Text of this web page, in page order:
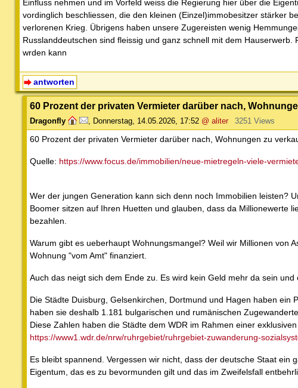
Einfluss nehmen und im Vorfeld weiss die Regierung hier über die
vordinglich beschliessen, die den kleinen (Einzel)immobesitzer stärker
verlorenen Krieg. Übrigens haben unsere Zugereisten wenig
Russlanddeutschen sind fleissig und ganz schnell mit dem
wrden kann
antworten
60 Prozent der privaten Vermieter darüber nach,
Dragonfly Donnerstag, 14.05.2026, 17:52 @ aliter 3251 Views
60 Prozent der privaten Vermieter darüber nach, Wohnungen zu
Quelle: https://www.focus.de/immobilien/neue-mietregeln-viele-
Wer der jungen Generation kann sich denn noch Immobilien leisten?
Boomer sitzen auf Ihren Huetten und glauben, dass da Millionewerte
bezahlen.
Warum gibt es ueberhaupt Wohnungsmangel? Weil wir Millionen von
Wohnung "vom Amt" finanziert.
Auch das neigt sich dem Ende zu. Es wird kein Geld mehr da sein
Die Städte Duisburg, Gelsenkirchen, Dortmund und Hagen haben
haben sie deshalb 1.181 bulgarischen und rumänischen
Diese Zahlen haben die Städte dem WDR im Rahmen einer
https://www1.wdr.de/nrw/ruhrgebiet/ruhrgebiet-zuwanderung-
Es bleibt spannend. Vergessen wir nicht, dass der deutsche Staat
Eigentum, das es zu bevormunden gilt und das im Zweifelsfall